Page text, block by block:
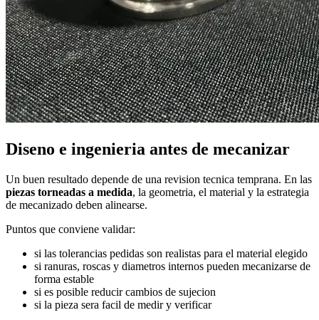
Diseno e ingenieria antes de mecanizar
Un buen resultado depende de una revision tecnica temprana. En las
piezas torneadas a medida, la geometria, el material y la estrategia
de mecanizado deben alinearse.
Puntos que conviene validar:
si las tolerancias pedidas son realistas para el material elegido
si ranuras, roscas y diametros internos pueden mecanizarse de
forma estable
si es posible reducir cambios de sujecion
si la pieza sera facil de medir y verificar